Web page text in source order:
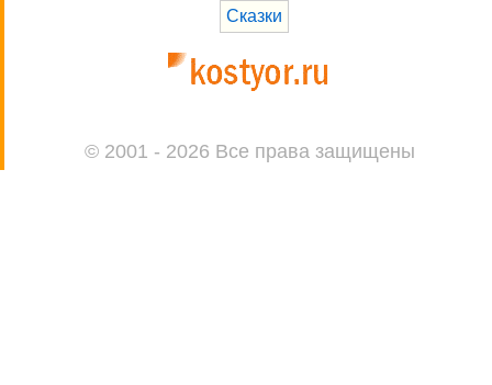
Сказки
© 2001 - 2026 Все права защищены